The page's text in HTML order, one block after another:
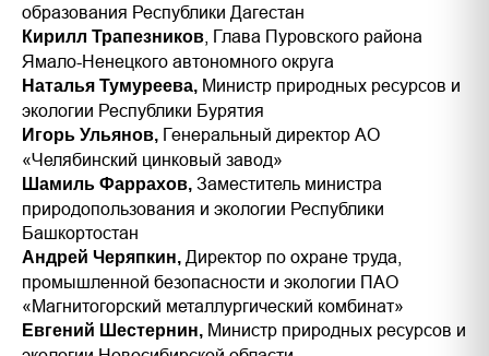
образования Республики Дагестан
Кирилл Трапезников , Глава Пуровского района
Ямало-Ненецкого автономного округа
Наталья Тумуреева, Министр природных ресурсов и
экологии Республики Бурятия
Игорь Ульянов, Генеральный директор АО
«Челябинский цинковый завод»
Шамиль Фаррахов, Заместитель министра
природопользования и экологии Республики
Башкортостан
Андрей Черяпкин, Директор по охране труда,
промышленной безопасности и экологии ПАО
«Магнитогорский металлургический комбинат»
Евгений Шестернин, Министр природных ресурсов и